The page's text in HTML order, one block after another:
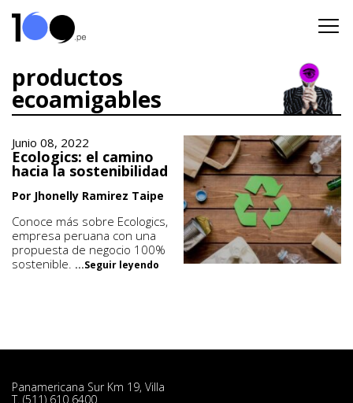
productos
ecoamigables
Junio 08, 2022
Ecologics: el camino
hacia la sostenibilidad
Por Jhonelly Ramirez Taipe
Conoce más sobre Ecologics,
empresa peruana con una
propuesta de negocio 100%
sostenible. ...Seguir leyendo
Panamericana Sur Km 19, Villa
T. (511) 610 6400